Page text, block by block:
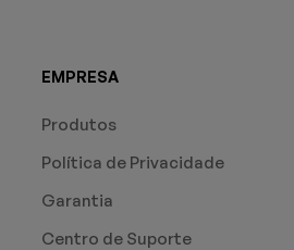
EMPRESA
Produtos
Política de Privacidade
Garantia
Centro de Suporte